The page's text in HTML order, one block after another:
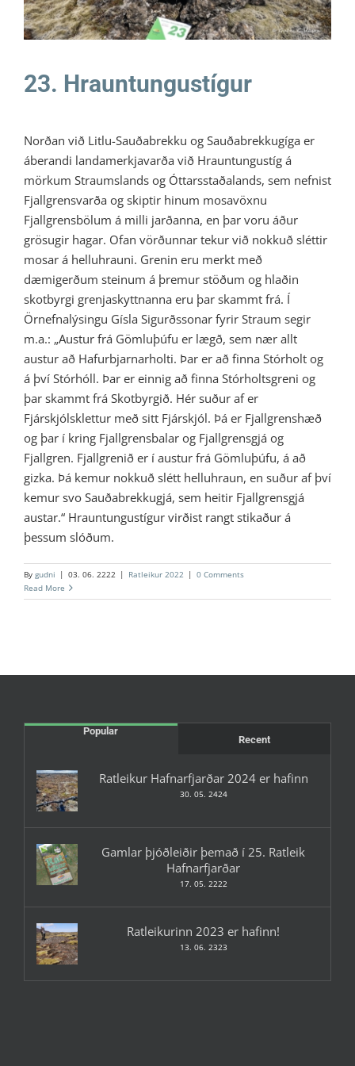
23. Hrauntungustígur
Norðan við Litlu-Sauðabrekku og Sauðabrekkugíga er
áberandi landamerkjavarða við Hrauntungustíg á
mörkum Straumslands og Óttarsstaðalands, sem nefnist
Fjallgrensvarða og skiptir hinum mosavöxnu
Fjallgrensbölum á milli jarðanna, en þar voru áður
grösugir hagar. Ofan vörðunnar tekur við nokkuð sléttir
mosar á helluhrauni. Grenin eru merkt með
dæmigerðum steinum á þrem­ur stöðum og hlaðin
skotbyrgi grenjaskyttnanna eru þar skammt frá. Í
Örnefnalýsingu Gísla Sigurðssonar fyrir Straum segir
m.a.: „Austur frá Gömluþúfu er lægð, sem nær allt
austur að Hafurbjarnarholti. Þar er að finna Stórholt og
á því Stórhóll. Þar er einnig að finna Stórholtsgreni og
þar skammt frá Skotbyrgið. Hér suður af er
Fjárskjólsklettur með sitt Fjárskjól. Þá er Fjallgrenshæð
og þar í kring Fjallgrensbalar og Fjallgrensgjá og
Fjallgren. Fjallgrenið er í austur frá Gömluþúfu, á að
gizka. Þá kemur nokkuð slétt helluhraun, en suður af því
kemur svo Sauðabrekkugjá, sem heitir Fjallgrensgjá
austar.“ Hrauntungustígur virðist rangt stikaður á
þessum slóðum.
By gudni | 03. 06. 2222 | Ratleikur 2022 | 0 Comments
Read More
Popular
Recent
Ratleikur Hafnarfjarðar 2024 er hafinn
30. 05. 2424
Gamlar þjóðleiðir þemað í 25. Ratleik
Hafnarfjarðar
17. 05. 2222
Ratleikurinn 2023 er hafinn!
13. 06. 2323